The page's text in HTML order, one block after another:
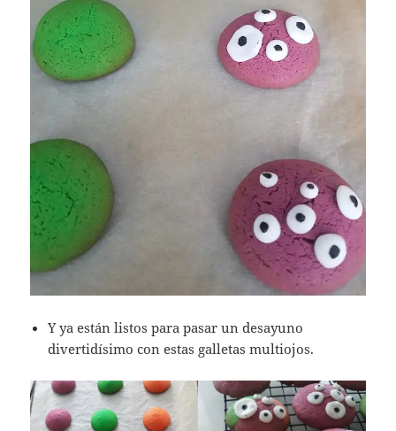
Y ya están listos para pasar un desayuno
divertidísimo con estas galletas multiojos.